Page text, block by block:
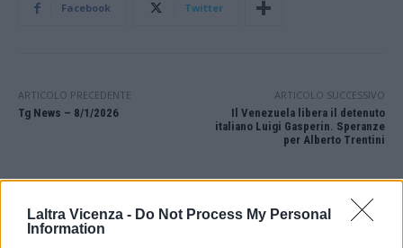
Laltra Vicenza - Do Not Process My Personal
Information
Facebook Twitter
ARTICOLO PRECEDENTE
Tg News – 8/1/2026
ARTICOLO SUCCESSIVO
Il Venezuela libera il detenuto
italiano Luigi Gasperin. Speranze
per Alberto Trentini